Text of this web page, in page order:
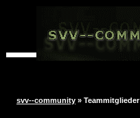
svv--community » Teammitglieder